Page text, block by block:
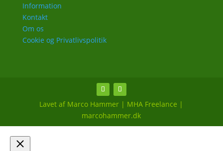
Information
Kontakt
Om os
Cookie og Privatlivspolitik
Lavet af Marco Hammer | MHA Freelance |
marcohammer.dk